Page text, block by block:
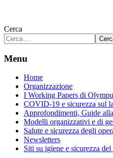
Cerca
Menu
Home
Organizzazione
I Working Papers di
COVID-19 e sicurezza sul
Approfondimenti, Guide
Modelli organizzativi e di
Salute e sicurezza degli
Newsletters
Siti su igiene e sicurezza